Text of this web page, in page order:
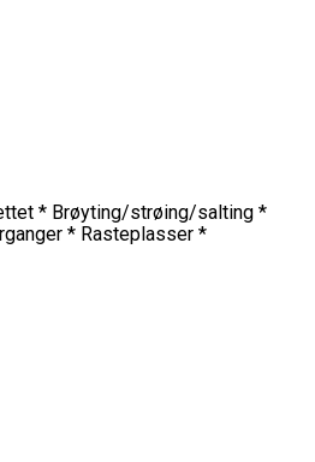
* Brøyting/strøing/salting *
* Rasteplasser *